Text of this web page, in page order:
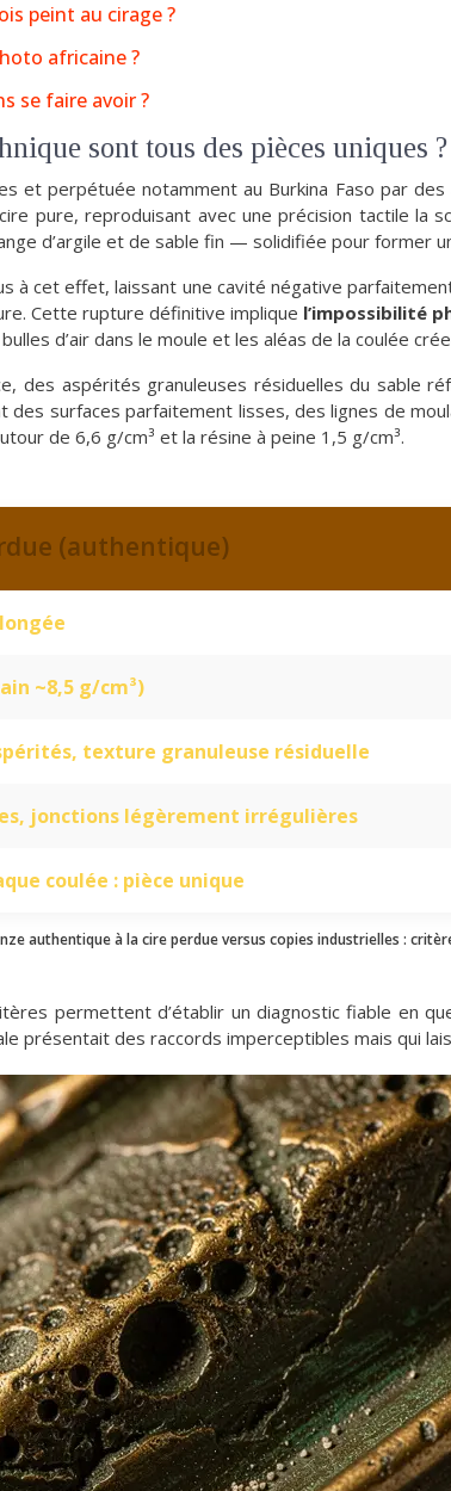
peint au cirage ?
africaine ?
se faire avoir ?
sont tous des pièces uniques ?
et perpétuée notamment au Burkina Faso par
pure, reproduisant avec une précision tactile
d’argile et de sable fin — solidifiée pour former
à cet effet, laissant une cavité négative
Cette rupture définitive implique l’impossibilité
d’air dans le moule et les aléas de la coulée
des aspérités granuleuses résiduelles du sable
surfaces parfaitement lisses, des lignes de
de 6,6 g/cm³ et la résine à peine 1,5 g/cm³.
authentique à la cire perdue versus copies industrielles :
(authentique)
~8,5 g/cm³)
texture granuleuse résiduelle
jonctions légèrement irrégulières
coulée : pièce unique
permettent d’établir un diagnostic fiable en
présentait des raccords imperceptibles mais qui